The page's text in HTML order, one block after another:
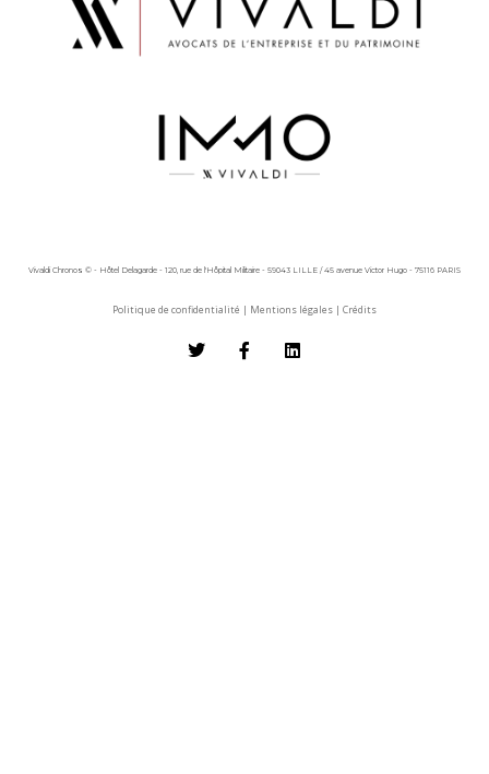
Vivaldi Chronos © - Hôtel Delagarde - 120, rue de l'Hôpital Militaire - 59043 LILLE / 45 avenue Victor Hugo - 75116 PARIS
Politique de confidentialité | Mentions légales | Crédits